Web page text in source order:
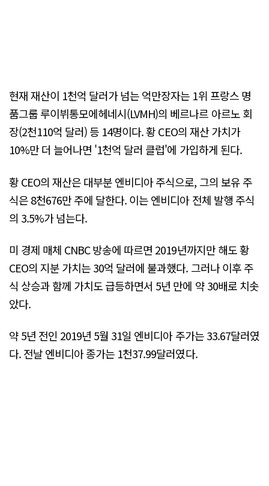
현재 재산이 1천억 달러가 넘는 억만장자는 1위 프랑스 명
품그룹 루이뷔통모에헤네시(LVMH)의 베르나르 아르노 회
장(2천110억 달러) 등 14명이다. 황 CEO의 재산 가치가
10%만 더 늘어나면 '1천억 달러 클럽'에 가입하게 된다.
황 CEO의 재산은 대부분 엔비디아 주식으로, 그의 보유 주
식은 8천676만 주에 달한다. 이는 엔비디아 전체 발행 주식
의 3.5%가 넘는다.
미 경제 매체 CNBC 방송에 따르면 2019년까지만 해도 황
CEO의 지분 가치는 30억 달러에 불과했다. 그러나 이후 주
식 상승과 함께 가치도 급등하면서 5년 만에 약 30배로 치솟
았다.
약 5년 전인 2019년 5월 31일 엔비디아 주가는 33.67달러였
다. 전날 엔비디아 종가는 1천37.99달러였다.